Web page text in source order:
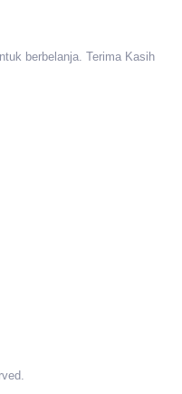
berbelanja. Terima Kasih